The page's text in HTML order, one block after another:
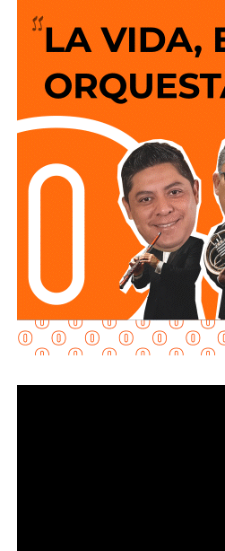
ser cuestionada sobre el caso.
García Cázares planteó que el
determinar la conducta de los
qué acción realizaban y por qué
Adelantó que el resultado de las
hubo alguna irregularidad.
Al momento de la entrevista, la
Juan Antonio